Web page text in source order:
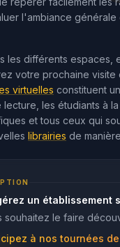
l'ambiance générale
les différents espaces,
votre prochaine visite
virtuelles constituent
lecture, les étudiants à
et tous ceux qui
librairies de
un établissement
souhaitez le faire
à nos tournées